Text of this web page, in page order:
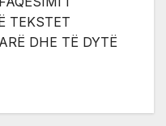
TEKSTET
DHE TË DYTË